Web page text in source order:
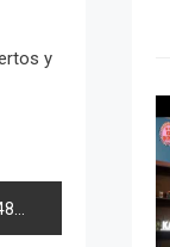
y